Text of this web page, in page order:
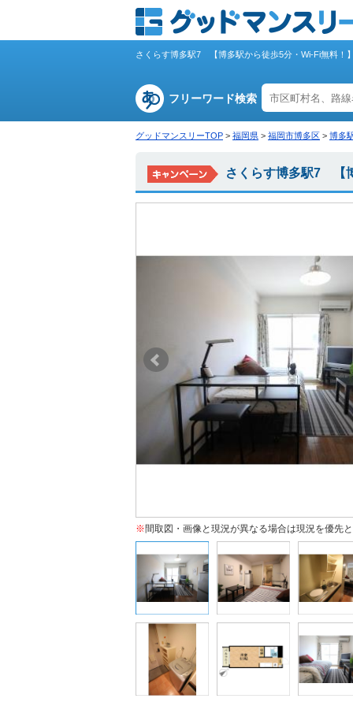
さくらす博多駅7 【博多駅から徒歩5分・Wi-Fi無料！
フリーワード検索
グッドマンスリーTOP > 福岡県 > 福岡市博多区 > 博多
さくらす博多駅7 【
※間取図・画像と現況が異なる場合は現況を優先